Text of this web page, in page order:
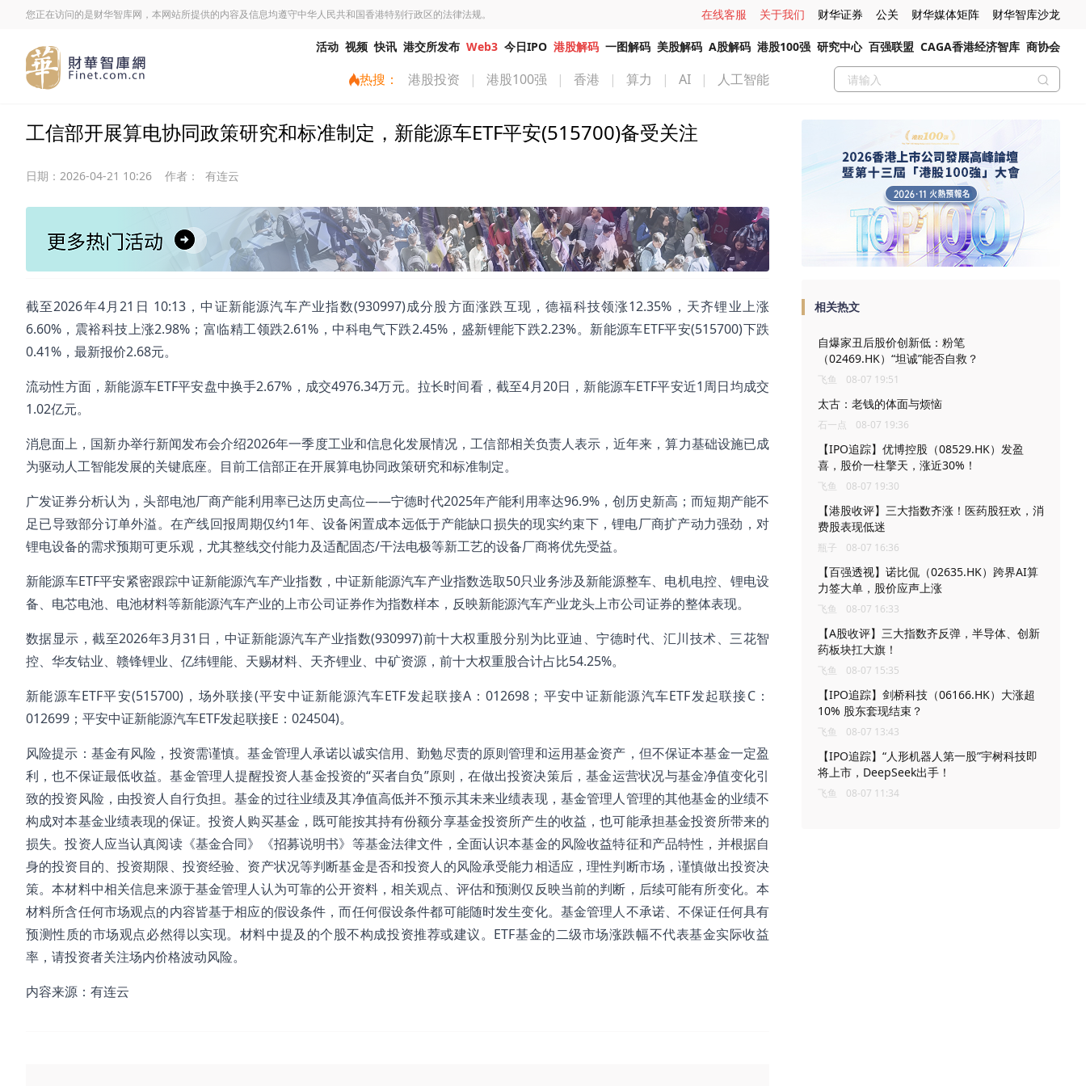
您正在访问的是财华智库网，本网站所提供的内容及信息均遵守中华人民共和国香港特别行政区的法律法规。 在线客服 关于我们 财华证券 公关 财华媒体矩阵 财华智库沙龙
活动 视频 快讯 港交所发布 Web3 今日IPO 港股解码 一图解码 美股解码 A股解码 港股100强 研究中心 百强联盟 CAGA香港经济智库 商协会
热搜： 港股投资 | 港股100强 | 香港 | 算力 | AI | 人工智能
工信部开展算电协同政策研究和标准制定，新能源车ETF平安(515700)备受关注
日期： 2026-04-21 10:26 作者： 有连云
截至2026年4月21日 10:13，中证新能源汽车产业指数(930997)成分股方面涨跌互现，德福科技领涨12.35%，天齐锂业上涨
6.60%，震裕科技上涨2.98%；富临精工领跌2.61%，中科电气下跌2.45%，盛新锂能下跌2.23%。新能源车ETF平安(515700)下跌
0.41%，最新报价2.68元。
流动性方面，新能源车ETF平安盘中换手2.67%，成交4976.34万元。拉长时间看，截至4月20日，新能源车ETF平安近1周日均成交
1.02亿元。
消息面上，国新办举行新闻发布会介绍2026年一季度工业和信息化发展情况，工信部相关负责人表示，近年来，算力基础设施已成
为驱动人工智能发展的关键底座。目前工信部正在开展算电协同政策研究和标准制定。
广发证券分析认为，头部电池厂商产能利用率已达历史高位——宁德时代2025年产能利用率达96.9%，创历史新高；而短期产能不
足已导致部分订单外溢。在产线回报周期仅约1年、设备闲置成本远低于产能缺口损失的现实约束下，锂电厂商扩产动力强劲，对
锂电设备的需求预期可更乐观，尤其整线交付能力及适配固态/干法电极等新工艺的设备厂商将优先受益。
新能源车ETF平安紧密跟踪中证新能源汽车产业指数，中证新能源汽车产业指数选取50只业务涉及新能源整车、电机电控、锂电设
备、电芯电池、电池材料等新能源汽车产业的上市公司证券作为指数样本，反映新能源汽车产业龙头上市公司证券的整体表现。
数据显示，截至2026年3月31日，中证新能源汽车产业指数(930997)前十大权重股分别为比亚迪、宁德时代、汇川技术、三花智
控、华友钴业、赣锋锂业、亿纬锂能、天赐材料、天齐锂业、中矿资源，前十大权重股合计占比54.25%。
新能源车ETF平安(515700)，场外联接(平安中证新能源汽车ETF发起联接A：012698；平安中证新能源汽车ETF发起联接C：
012699；平安中证新能源汽车ETF发起联接E：024504)。
风险提示：基金有风险，投资需谨慎。基金管理人承诺以诚实信用、勤勉尽责的原则管理和运用基金资产，但不保证本基金一定盈
利，也不保证最低收益。基金管理人提醒投资人基金投资的“买者自负”原则，在做出投资决策后，基金运营状况与基金净值变化引
致的投资风险，由投资人自行负担。基金的过往业绩及其净值高低并不预示其未来业绩表现，基金管理人管理的其他基金的业绩不
构成对本基金业绩表现的保证。投资人购买基金，既可能按其持有份额分享基金投资所产生的收益，也可能承担基金投资所带来的
损失。投资人应当认真阅读《基金合同》《招募说明书》等基金法律文件，全面认识本基金的风险收益特征和产品特性，并根据自
身的投资目的、投资期限、投资经验、资产状况等判断基金是否和投资人的风险承受能力相适应，理性判断市场，谨慎做出投资决
策。本材料中相关信息来源于基金管理人认为可靠的公开资料，相关观点、评估和预测仅反映当前的判断，后续可能有所变化。本
材料所含任何市场观点的内容皆基于相应的假设条件，而任何假设条件都可能随时发生变化。基金管理人不承诺、不保证任何具有
预测性质的市场观点必然得以实现。材料中提及的个股不构成投资推荐或建议。ETF基金的二级市场涨跌幅不代表基金实际收益
率，请投资者关注场内价格波动风险。
内容来源：有连云
相关热文
自爆家丑后股价创新低：粉笔
（02469.HK）“坦诚”能否自救？
飞鱼 08-07 19:51
太古：老钱的体面与烦恼
石一点 08-07 19:36
【IPO追踪】优博控股（08529.HK）发盈
喜，股价一柱擎天，涨近30%！
飞鱼 08-07 19:30
【港股收评】三大指数齐涨！医药股狂欢，消
费股表现低迷
瓶子 08-07 16:36
【百强透视】诺比侃（02635.HK）跨界AI算
力签大单，股价应声上涨
飞鱼 08-07 16:33
【A股收评】三大指数齐反弹，半导体、创新
药板块扛大旗！
飞鱼 08-07 15:35
【IPO追踪】剑桥科技（06166.HK）大涨超
10% 股东套现结束？
飞鱼 08-07 13:43
【IPO追踪】“人形机器人第一股”宇树科技即
将上市，DeepSeek出手！
飞鱼 08-07 11:34